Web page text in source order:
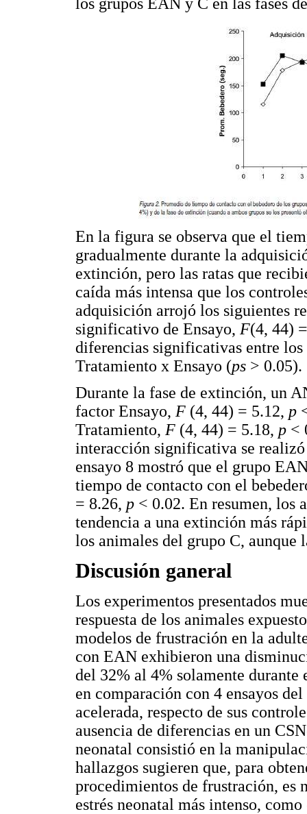
En la figura se observa que el
gradualmente durante la
extinción, pero las ratas que
caída más intensa que los
adquisición arrojó los siguientes
significativo de Ensayo, F(4, 44)
diferencias significativas entre
Tratamiento x Ensayo (ps > 0.05).
Durante la fase de extinción, un
factor Ensayo, F (4, 44) = 5.12, p
Tratamiento, F (4, 44) = 5.18, p <
interacción significativa se
ensayo 8 mostró que el grupo
tiempo de contacto con el
= 8.26, p < 0.02. En resumen, los
tendencia a una extinción más
los animales del grupo C, aunque
Discusión ganeral
Los experimentos presentados
respuesta de los animales
modelos de frustración en la
con EAN exhibieron una
del 32% al 4% solamente durante
en comparación con 4 ensayos
acelerada, respecto de sus
ausencia de diferencias en un
neonatal consistió en la
hallazgos sugieren que, para
procedimientos de frustración, es
estrés neonatal más intenso,